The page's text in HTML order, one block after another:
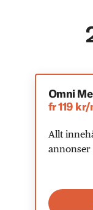
Omni
fr 119
Allt
annonser